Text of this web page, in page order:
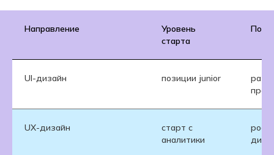
Направление
Уровень
старта
UI-дизайн позиции junior
UX-дизайн
старт с
аналитики
рост